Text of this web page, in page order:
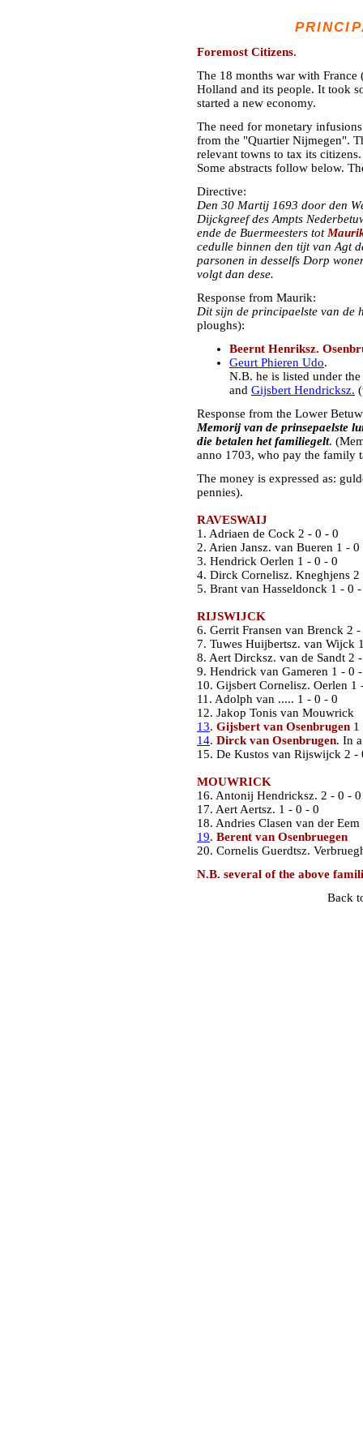
Foremost Citizens.
The 18 months war with
Holland and its people. It took
started a new economy.
The need for monetary
from the "Quartier Nijmegen".
relevant towns to tax its
Some abstracts follow below.
Directive:
Den 30 Martij 1693 door den
Dijckgreef des Ampts
ende de Buermeesters tot
cedulle binnen den tijt van Agt
parsonen in desselfs Dorp
volgt dan dese.
Response from Maurik:
Dit sijn de principaelste van de
ploughs):
Beernt Henriksz.
Geurt Phieren Udo.
N.B. he is listed under the
and Gijsbert Hendricksz.
Response from the Lower
Memorij van de prinsepaelste
die betalen het familiegelt.
anno 1703, who pay the family
The money is expressed as:
pennies).
RAVESWAIJ
1. Adriaen de Cock 2 - 0 - 0
2. Arien Jansz. van Bueren 1 - 0
3. Hendrick Oerlen 1 - 0 - 0
4. Dirck Cornelisz. Kneghjens 2
5. Brant van Hasseldonck 1 - 0
RIJSWIJCK
6. Gerrit Fransen van Brenck 2
7. Tuwes Huijbertsz. van Wijck
8. Aert Dircksz. van de Sandt 2
9. Hendrick van Gameren 1 - 0
10. Gijsbert Cornelisz. Oerlen 1
11. Adolph van ..... 1 - 0 - 0
12. Jakop Tonis van Mouwrick
13. Gijsbert van Osenbrugen 1
14. Dirck van Osenbrugen. In
15. De Kustos van Rijswijck 2 -
MOUWRICK
16. Antonij Hendricksz. 2 - 0 - 0
17. Aert Aertsz. 1 - 0 - 0
18. Andries Clasen van der
19. Berent van Osenbruegen
20. Cornelis Guerdtsz.
N.B. several of the above
Back